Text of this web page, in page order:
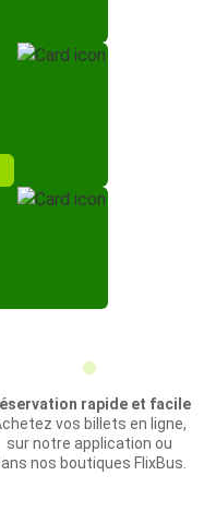
rapide et facile
vos billets en ligne,
sur notre application ou
nos boutiques FlixBus.